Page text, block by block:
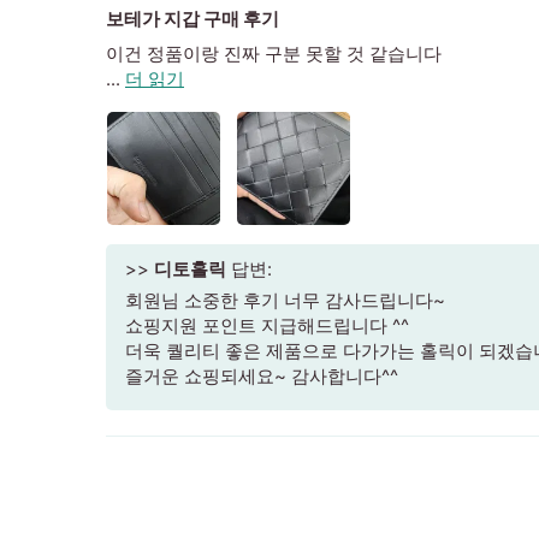
보테가 지갑 구매 후기
이건 정품이랑 진짜 구분 못할 것 같습니다
... 더 읽기
>> 디토홀릭 답변:
회원님 소중한 후기 너무 감사드립니다~
쇼핑지원 포인트 지급해드립니다 ^^
더욱 퀄리티 좋은 제품으로 다가가는 홀릭이 되겠습
즐거운 쇼핑되세요~ 감사합니다^^